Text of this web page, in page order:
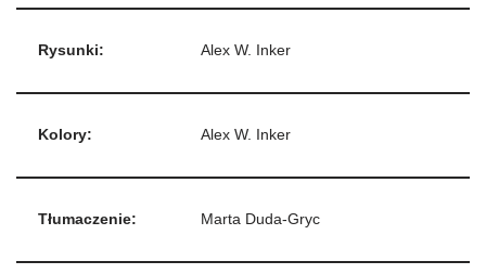
Rysunki: Alex W. Inker
Kolory: Alex W. Inker
Tłumaczenie: Marta Duda-Gryc